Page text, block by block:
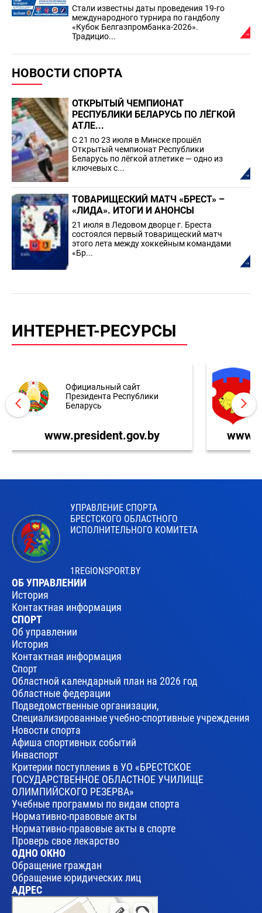
Стали известны даты проведения 19-го
международного турнира по гандболу
«Кубок Белгазпромбанка-2026».
Традицио...
НОВОСТИ СПОРТА
ОТКРЫТЫЙ ЧЕМПИОНАТ
РЕСПУБЛИКИ БЕЛАРУСЬ ПО ЛЁГКОЙ
АТЛЕ...
С 21 по 23 июля в Минске прошёл
Открытый чемпионат Республики
Беларусь по лёгкой атлетике — одно из
ключевых с...
ТОВАРИЩЕСКИЙ МАТЧ «БРЕСТ» –
«ЛИДА». ИТОГИ И АНОНСЫ
21 июля в Ледовом дворце г. Бреста
состоялся первый товарищеский матч
этого лета между хоккейным командами
«Бр...
ИНТЕРНЕТ-РЕСУРСЫ
Официальный сайт
Президента Республики
Беларусь
www.president.gov.by
УПРАВЛЕНИЕ СПОРТА
БРЕСТСКОГО ОБЛАСТНОГО
ИСПОЛНИТЕЛЬНОГО КОМИТЕТА
1REGIONSPORT.BY
ОБ УПРАВЛЕНИИ
История
Контактная информация
СПОРТ
Об управлении
История
Контактная информация
Спорт
Областной календарный план на 2026 год
Областные федерации
Подведомственные организации,
Специализированные учебно-спортивные учреждения
Новости спорта
Афиша спортивных событий
Инваспорт
Критерии поступления в УО «БРЕСТСКОЕ
ГОСУДАРСТВЕННОЕ ОБЛАСТНОЕ УЧИЛИЩЕ
ОЛИМПИЙСКОГО РЕЗЕРВА»
Учебные программы по видам спорта
Нормативно-правовые акты
Нормативно-правовые акты в спорте
Проверь свое лекарство
ОДНО ОКНО
Обращение граждан
Обращение юридических лиц
АДРЕС
Брест
Улица Леваневского, 17 — Яндекс Карты